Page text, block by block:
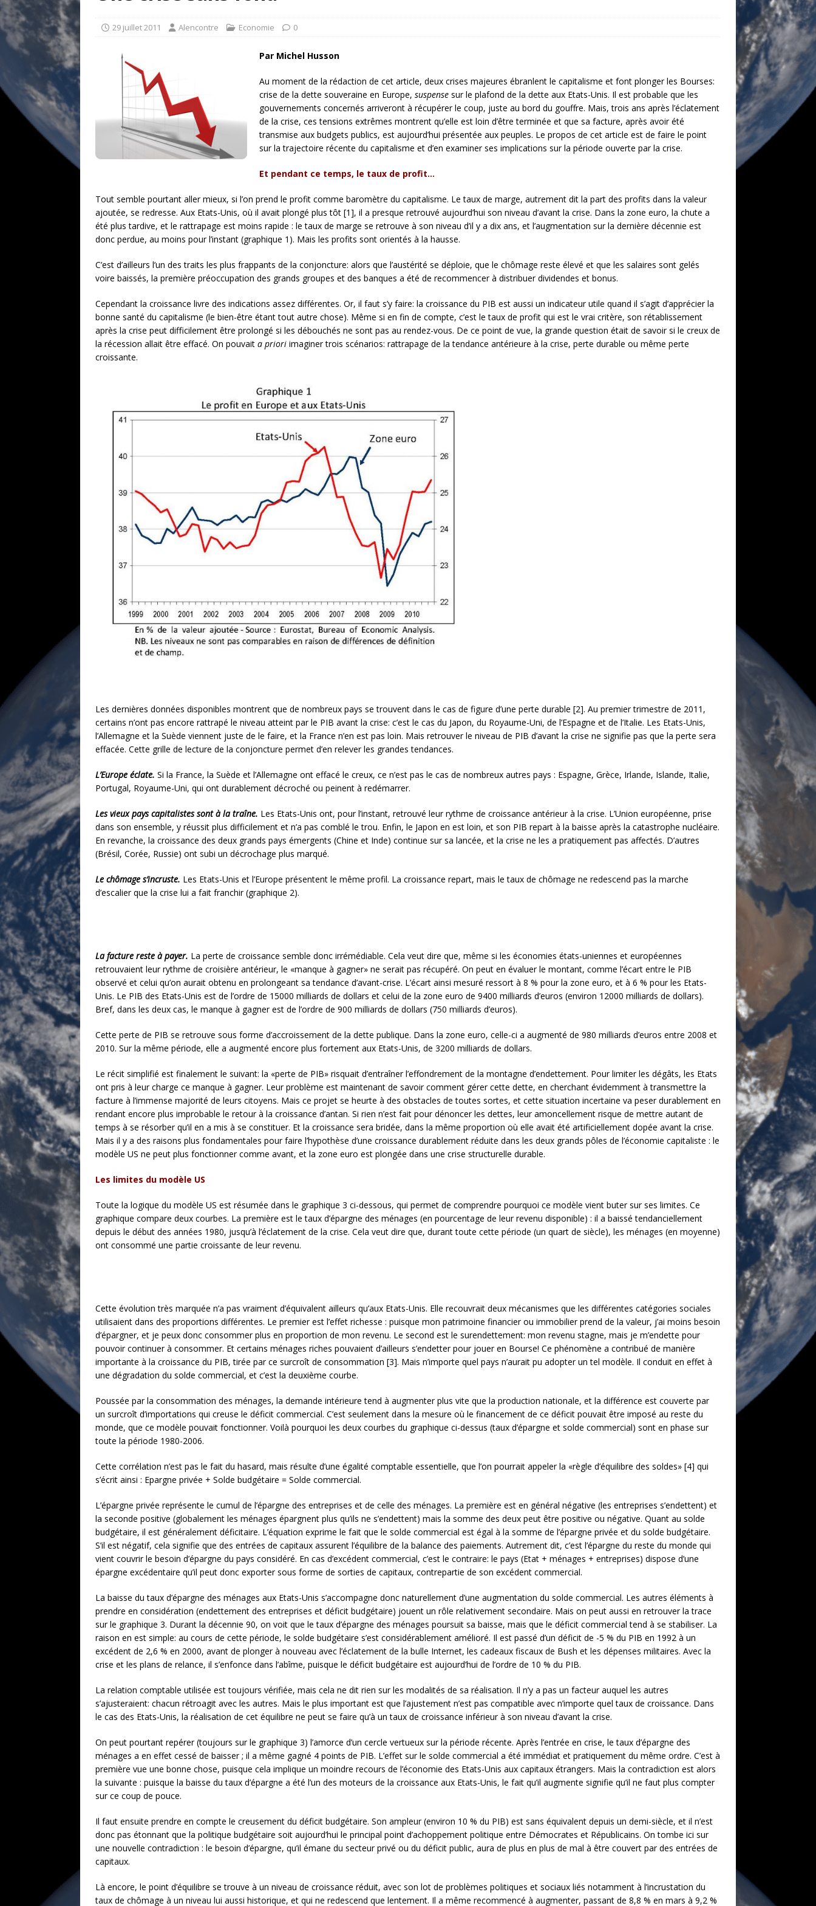
goût… et une menace»
ETATS-UNIS
* LA UNE
29 juillet 2011 Alencontre Economie 0
Par Michel Husson
Au moment de la rédaction de cet article, deux crises majeures ébranlent le capitalisme et font plonger les Bourses:
crise de la dette souveraine en Europe, suspense sur le plafond de la dette aux Etats-Unis. Il est probable que les
gouvernements concernés arriveront à récupérer le coup, juste au bord du gouffre. Mais, trois ans après l’éclatement
de la crise, ces tensions extrêmes montrent qu’elle est loin d’être terminée et que sa facture, après avoir été
transmise aux budgets publics, est aujourd’hui présentée aux peuples. Le propos de cet article est de faire le point
sur la trajectoire récente du capitalisme et d’en examiner ses implications sur la période ouverte par la crise.
Et pendant ce temps, le taux de profit…
Tout semble pourtant aller mieux, si l’on prend le profit comme baromètre du capitalisme. Le taux de marge, autrement dit la part des profits dans la valeur
ajoutée, se redresse. Aux Etats-Unis, où il avait plongé plus tôt [1], il a presque retrouvé aujourd’hui son niveau d’avant la crise. Dans la zone euro, la chute a
été plus tardive, et le rattrapage est moins rapide : le taux de marge se retrouve à son niveau d’il y a dix ans, et l’augmentation sur la dernière décennie est
donc perdue, au moins pour l’instant (graphique 1). Mais les profits sont orientés à la hausse.
C’est d’ailleurs l’un des traits les plus frappants de la conjoncture: alors que l’austérité se déploie, que le chômage reste élevé et que les salaires sont gelés
voire baissés, la première préoccupation des grands groupes et des banques a été de recommencer à distribuer dividendes et bonus.
Cependant la croissance livre des indications assez différentes. Or, il faut s’y faire: la croissance du PIB est aussi un indicateur utile quand il s’agit d’apprécier la
bonne santé du capitalisme (le bien-être étant tout autre chose). Même si en fin de compte, c’est le taux de profit qui est le vrai critère, son rétablissement
après la crise peut difficilement être prolongé si les débouchés ne sont pas au rendez-vous. De ce point de vue, la grande question était de savoir si le creux de
la récession allait être effacé. On pouvait a priori imaginer trois scénarios: rattrapage de la tendance antérieure à la crise, perte durable ou même perte
croissante.
Les dernières données disponibles montrent que de nombreux pays se trouvent dans le cas de figure d’une perte durable [2]. Au premier trimestre de 2011,
certains n’ont pas encore rattrapé le niveau atteint par le PIB avant la crise: c’est le cas du Japon, du Royaume-Uni, de l’Espagne et de l’Italie. Les Etats-Unis,
l’Allemagne et la Suède viennent juste de le faire, et la France n’en est pas loin. Mais retrouver le niveau de PIB d’avant la crise ne signifie pas que la perte sera
effacée. Cette grille de lecture de la conjoncture permet d’en relever les grandes tendances.
L’Europe éclate. Si la France, la Suède et l’Allemagne ont effacé le creux, ce n’est pas le cas de nombreux autres pays : Espagne, Grèce, Irlande, Islande, Italie,
Portugal, Royaume-Uni, qui ont durablement décroché ou peinent à redémarrer.
Les vieux pays capitalistes sont à la traîne. Les Etats-Unis ont, pour l’instant, retrouvé leur rythme de croissance antérieur à la crise. L’Union européenne, prise
dans son ensemble, y réussit plus difficilement et n’a pas comblé le trou. Enfin, le Japon en est loin, et son PIB repart à la baisse après la catastrophe nucléaire.
En revanche, la croissance des deux grands pays émergents (Chine et Inde) continue sur sa lancée, et la crise ne les a pratiquement pas affectés. D’autres
(Brésil, Corée, Russie) ont subi un décrochage plus marqué.
Le chômage s’incruste. Les Etats-Unis et l’Europe présentent le même profil. La croissance repart, mais le taux de chômage ne redescend pas la marche
d’escalier que la crise lui a fait franchir (graphique 2).
La facture reste à payer. La perte de croissance semble donc irrémédiable. Cela veut dire que, même si les économies états-uniennes et européennes
retrouvaient leur rythme de croisière antérieur, le «manque à gagner» ne serait pas récupéré. On peut en évaluer le montant, comme l’écart entre le PIB
observé et celui qu’on aurait obtenu en prolongeant sa tendance d’avant-crise. L’écart ainsi mesuré ressort à 8 % pour la zone euro, et à 6 % pour les Etats-
Unis. Le PIB des Etats-Unis est de l’ordre de 15000 milliards de dollars et celui de la zone euro de 9400 milliards d’euros (environ 12000 milliards de dollars).
Bref, dans les deux cas, le manque à gagner est de l’ordre de 900 milliards de dollars (750 milliards d’euros).
Cette perte de PIB se retrouve sous forme d’accroissement de la dette publique. Dans la zone euro, celle-ci a augmenté de 980 milliards d’euros entre 2008 et
2010. Sur la même période, elle a augmenté encore plus fortement aux Etats-Unis, de 3200 milliards de dollars.
Le récit simplifié est finalement le suivant: la «perte de PIB» risquait d’entraîner l’effondrement de la montagne d’endettement. Pour limiter les dégâts, les Etats
ont pris à leur charge ce manque à gagner. Leur problème est maintenant de savoir comment gérer cette dette, en cherchant évidemment à transmettre la
facture à l’immense majorité de leurs citoyens. Mais ce projet se heurte à des obstacles de toutes sortes, et cette situation incertaine va peser durablement en
rendant encore plus improbable le retour à la croissance d’antan. Si rien n’est fait pour dénoncer les dettes, leur amoncellement risque de mettre autant de
temps à se résorber qu’il en a mis à se constituer. Et la croissance sera bridée, dans la même proportion où elle avait été artificiellement dopée avant la crise.
Mais il y a des raisons plus fondamentales pour faire l’hypothèse d’une croissance durablement réduite dans les deux grands pôles de l’économie capitaliste : le
modèle US ne peut plus fonctionner comme avant, et la zone euro est plongée dans une crise structurelle durable.
Les limites du modèle US
Toute la logique du modèle US est résumée dans le graphique 3 ci-dessous, qui permet de comprendre pourquoi ce modèle vient buter sur ses limites. Ce
graphique compare deux courbes. La première est le taux d’épargne des ménages (en pourcentage de leur revenu disponible) : il a baissé tendanciellement
depuis le début des années 1980, jusqu’à l’éclatement de la crise. Cela veut dire que, durant toute cette période (un quart de siècle), les ménages (en moyenne)
ont consommé une partie croissante de leur revenu.
Cette évolution très marquée n’a pas vraiment d’équivalent ailleurs qu’aux Etats-Unis. Elle recouvrait deux mécanismes que les différentes catégories sociales
utilisaient dans des proportions différentes. Le premier est l’effet richesse : puisque mon patrimoine financier ou immobilier prend de la valeur, j’ai moins besoin
d’épargner, et je peux donc consommer plus en proportion de mon revenu. Le second est le surendettement: mon revenu stagne, mais je m’endette pour
pouvoir continuer à consommer. Et certains ménages riches pouvaient d’ailleurs s’endetter pour jouer en Bourse! Ce phénomène a contribué de manière
importante à la croissance du PIB, tirée par ce surcroît de consommation [3]. Mais n’importe quel pays n’aurait pu adopter un tel modèle. Il conduit en effet à
une dégradation du solde commercial, et c’est la deuxième courbe.
Poussée par la consommation des ménages, la demande intérieure tend à augmenter plus vite que la production nationale, et la différence est couverte par
un surcroît d’importations qui creuse le déficit commercial. C’est seulement dans la mesure où le financement de ce déficit pouvait être imposé au reste du
monde, que ce modèle pouvait fonctionner. Voilà pourquoi les deux courbes du graphique ci-dessus (taux d’épargne et solde commercial) sont en phase sur
toute la période 1980-2006.
Cette corrélation n’est pas le fait du hasard, mais résulte d’une égalité comptable essentielle, que l’on pourrait appeler la «règle d’équilibre des soldes» [4] qui
s’écrit ainsi : Epargne privée + Solde budgétaire = Solde commercial.
L’épargne privée représente le cumul de l’épargne des entreprises et de celle des ménages. La première est en général négative (les entreprises s’endettent) et
la seconde positive (globalement les ménages épargnent plus qu’ils ne s’endettent) mais la somme des deux peut être positive ou négative. Quant au solde
budgétaire, il est généralement déficitaire. L’équation exprime le fait que le solde commercial est égal à la somme de l’épargne privée et du solde budgétaire.
S’il est négatif, cela signifie que des entrées de capitaux assurent l’équilibre de la balance des paiements. Autrement dit, c’est l’épargne du reste du monde qui
vient couvrir le besoin d’épargne du pays considéré. En cas d’excédent commercial, c’est le contraire: le pays (Etat + ménages + entreprises) dispose d’une
épargne excédentaire qu’il peut donc exporter sous forme de sorties de capitaux, contrepartie de son excédent commercial.
La baisse du taux d’épargne des ménages aux Etats-Unis s’accompagne donc naturellement d’une augmentation du solde commercial. Les autres éléments à
prendre en considération (endettement des entreprises et déficit budgétaire) jouent un rôle relativement secondaire. Mais on peut aussi en retrouver la trace
sur le graphique 3. Durant la décennie 90, on voit que le taux d’épargne des ménages poursuit sa baisse, mais que le déficit commercial tend à se stabiliser. La
raison en est simple: au cours de cette période, le solde budgétaire s’est considérablement amélioré. Il est passé d’un déficit de -5 % du PIB en 1992 à un
excédent de 2,6 % en 2000, avant de plonger à nouveau avec l’éclatement de la bulle Internet, les cadeaux fiscaux de Bush et les dépenses militaires. Avec la
crise et les plans de relance, il s’enfonce dans l’abîme, puisque le déficit budgétaire est aujourd’hui de l’ordre de 10 % du PIB.
La relation comptable utilisée est toujours vérifiée, mais cela ne dit rien sur les modalités de sa réalisation. Il n’y a pas un facteur auquel les autres
s’ajusteraient: chacun rétroagit avec les autres. Mais le plus important est que l’ajustement n’est pas compatible avec n’importe quel taux de croissance. Dans
le cas des Etats-Unis, la réalisation de cet équilibre ne peut se faire qu’à un taux de croissance inférieur à son niveau d’avant la crise.
On peut pourtant repérer (toujours sur le graphique 3) l’amorce d’un cercle vertueux sur la période récente. Après l’entrée en crise, le taux d’épargne des
ménages a en effet cessé de baisser ; il a même gagné 4 points de PIB. L’effet sur le solde commercial a été immédiat et pratiquement du même ordre. C’est à
première vue une bonne chose, puisque cela implique un moindre recours de l’économie des Etats-Unis aux capitaux étrangers. Mais la contradiction est alors
la suivante : puisque la baisse du taux d’épargne a été l’un des moteurs de la croissance aux Etats-Unis, le fait qu’il augmente signifie qu’il ne faut plus compter
sur ce coup de pouce.
Il faut ensuite prendre en compte le creusement du déficit budgétaire. Son ampleur (environ 10 % du PIB) est sans équivalent depuis un demi-siècle, et il n’est
donc pas étonnant que la politique budgétaire soit aujourd’hui le principal point d’achoppement politique entre Démocrates et Républicains. On tombe ici sur
une nouvelle contradiction : le besoin d’épargne, qu’il émane du secteur privé ou du déficit public, aura de plus en plus de mal à être couvert par des entrées de
capitaux.
Là encore, le point d’équilibre se trouve à un niveau de croissance réduit, avec son lot de problèmes politiques et sociaux liés notamment à l’incrustation du
taux de chômage à un niveau lui aussi historique, et qui ne redescend que lentement. Il a même recommencé à augmenter, passant de 8,8 % en mars à 9,2 %